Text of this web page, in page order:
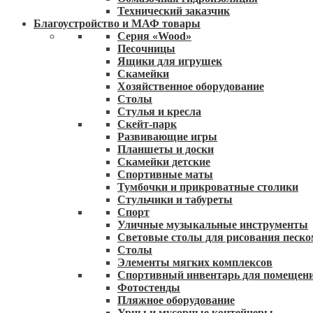
Технический заказчик
Благоустройство и МАФ товары
Серия «Wood»
Песочницы
Ящики для игрушек
Скамейки
Хозяйственное оборудование
Столы
Стулья и кресла
Скейт-парк
Развивающие игры
Планшеты и доски
Скамейки детские
Спортивные маты
Тумбочки и прикроватные столики
Стульчики и табуреты
Спорт
Уличные музыкальные инструменты
Световые столы для рисования
Столы
Элементы мягких комплексов
Спортивный инвентарь для
Фотостенды
Пляжное оборудование